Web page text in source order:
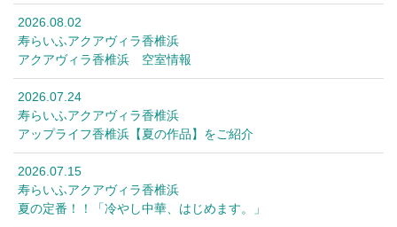
2026.08.02
寿らいふアクアヴィラ香椎浜
アクアヴィラ香椎浜 空室情報
2026.07.24
寿らいふアクアヴィラ香椎浜
アップライフ香椎浜【夏の作品】をご紹介
2026.07.15
寿らいふアクアヴィラ香椎浜
夏の定番！！「冷やし中華、はじめます。」